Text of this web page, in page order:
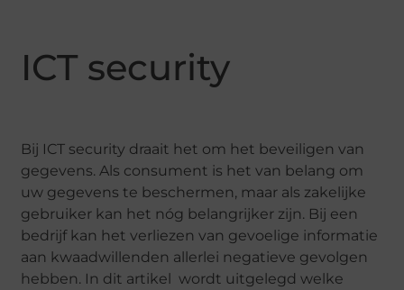
ICT security
Bij ICT security draait het om het beveiligen van
gegevens. Als consument is het van belang om
uw gegevens te beschermen, maar als zakelijke
gebruiker kan het nóg belangrijker zijn. Bij een
bedrijf kan het verliezen van gevoelige informatie
aan kwaadwillenden allerlei negatieve gevolgen
hebben. In dit artikel wordt uitgelegd welke